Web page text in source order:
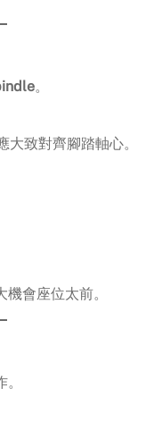
。
致對齊腳踏軸心。
會座位太前。